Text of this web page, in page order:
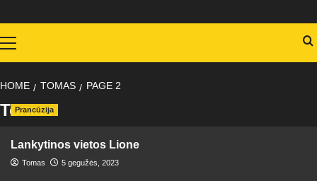
Menu
HOME TOMAS PAGE 2
Tomas
Prancūzija
Lankytinos vietos Lione
Tomas 5 gegužės, 2023